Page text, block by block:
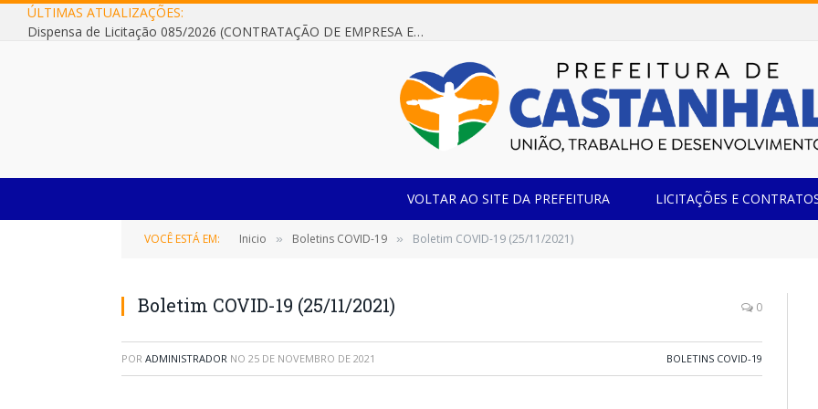
ÚLTIMAS ATUALIZAÇÕES:
Dispensa de Licitação 085/2026 (CONTRATAÇÃO DE EMPRESA ESPECIALIZADA NA FABRICAÇÃO DE MÓVEIS SOB MEDIDA COM ESTRUTURA METÁLICA EM METALON PARA ATENDIMENTO DAS NECESSIDADES DA SALA SIMOV DA EMEF MADRE MARIA VIGANÓ)
VOLTAR AO SITE DA PREFEITURA LICITAÇÕES E
VOCÊ ESTÁ EM: Inicio » Boletins COVID-19 » Boletim COVID-19 (25/11/2021)
Boletim COVID-19 (25/11/2021) 0
POR ADMINISTRADOR NO 25 DE NOVEMBRO DE 2021 BOLETINS COVID-19